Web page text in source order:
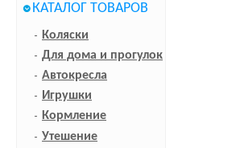
КАТАЛОГ ТОВАРОВ
Коляски
Для дома и прогулок
Автокресла
Игрушки
Кормление
Утешение